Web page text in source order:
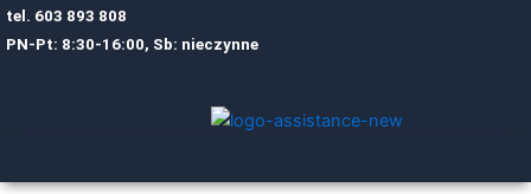
tel. 603 893 808
PN-Pt: 8:30-16:00, Sb: nieczynne